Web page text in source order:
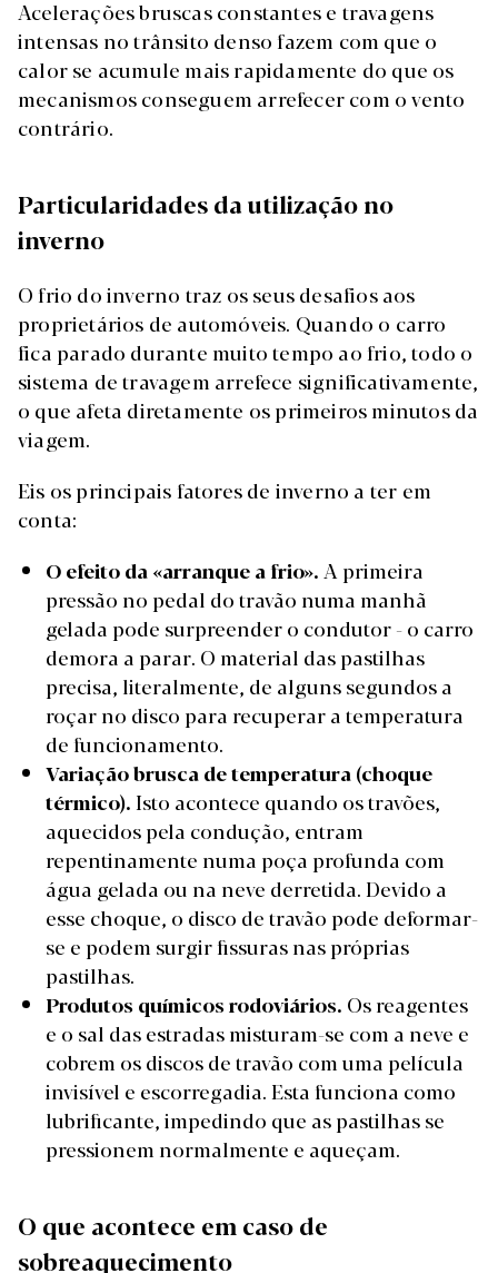
Acelerações bruscas constantes e travagens
intensas no trânsito denso fazem com que o
calor se acumule mais rapidamente do que os
mecanismos conseguem arrefecer com o vento
contrário.
Particularidades da utilização no
inverno
O frio do inverno traz os seus desafios aos
proprietários de automóveis. Quando o carro
fica parado durante muito tempo ao frio, todo o
sistema de travagem arrefece significativamente,
o que afeta diretamente os primeiros minutos da
viagem.
Eis os principais fatores de inverno a ter em
conta:
O efeito da «arranque a frio». A primeira
pressão no pedal do travão numa manhã
gelada pode surpreender o condutor - o carro
demora a parar. O material das pastilhas
precisa, literalmente, de alguns segundos a
roçar no disco para recuperar a temperatura
de funcionamento.
Variação brusca de temperatura (choque
térmico). Isto acontece quando os travões,
aquecidos pela condução, entram
repentinamente numa poça profunda com
água gelada ou na neve derretida. Devido a
esse choque, o disco de travão pode deformar-
se e podem surgir fissuras nas próprias
pastilhas.
Produtos químicos rodoviários. Os reagentes
e o sal das estradas misturam-se com a neve e
cobrem os discos de travão com uma película
invisível e escorregadia. Esta funciona como
lubrificante, impedindo que as pastilhas se
pressionem normalmente e aqueçam.
O que acontece em caso de
sobreaquecimento